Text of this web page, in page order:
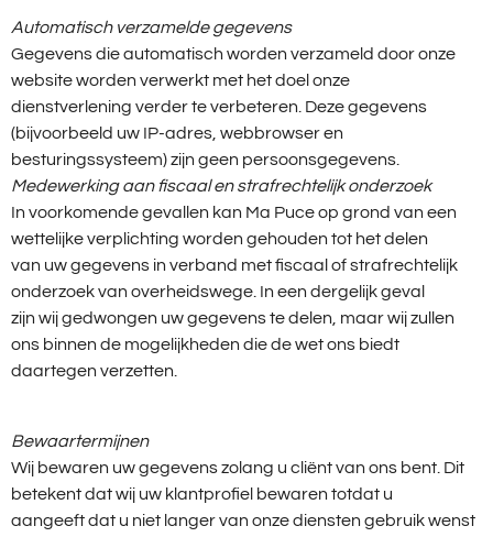
Automatisch verzamelde gegevens
Gegevens die automatisch worden verzameld door onze
website worden verwerkt met het doel onze
dienstverlening verder te verbeteren. Deze gegevens
(bijvoorbeeld uw IP-adres, webbrowser en
besturingssysteem) zijn geen persoonsgegevens.
Medewerking aan fiscaal en strafrechtelijk onderzoek
In voorkomende gevallen kan Ma Puce op grond van een
wettelijke verplichting worden gehouden tot het delen
van uw gegevens in verband met fiscaal of strafrechtelijk
onderzoek van overheidswege. In een dergelijk geval
zijn wij gedwongen uw gegevens te delen, maar wij zullen
ons binnen de mogelijkheden die de wet ons biedt
daartegen verzetten.
Bewaartermijnen
Wij bewaren uw gegevens zolang u cliënt van ons bent. Dit
betekent dat wij uw klantprofiel bewaren totdat u
aangeeft dat u niet langer van onze diensten gebruik wenst